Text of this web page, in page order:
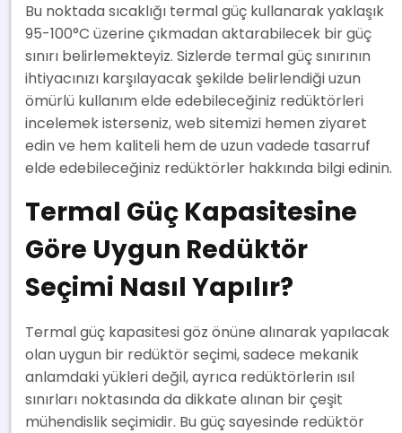
Bu noktada sıcaklığı termal güç kullanarak yaklaşık
95-100°C üzerine çıkmadan aktarabilecek bir güç
sınırı belirlemekteyiz. Sizlerde termal güç sınırının
ihtiyacınızı karşılayacak şekilde belirlendiği uzun
ömürlü kullanım elde edebileceğiniz redüktörleri
incelemek isterseniz, web sitemizi hemen ziyaret
edin ve hem kaliteli hem de uzun vadede tasarruf
elde edebileceğiniz redüktörler hakkında bilgi edinin.
Termal Güç Kapasitesine
Göre Uygun Redüktör
Seçimi Nasıl Yapılır?
Termal güç kapasitesi göz önüne alınarak yapılacak
olan uygun bir redüktör seçimi, sadece mekanik
anlamdaki yükleri değil, ayrıca redüktörlerin ısıl
sınırları noktasında da dikkate alınan bir çeşit
mühendislik seçimidir. Bu güç sayesinde redüktör